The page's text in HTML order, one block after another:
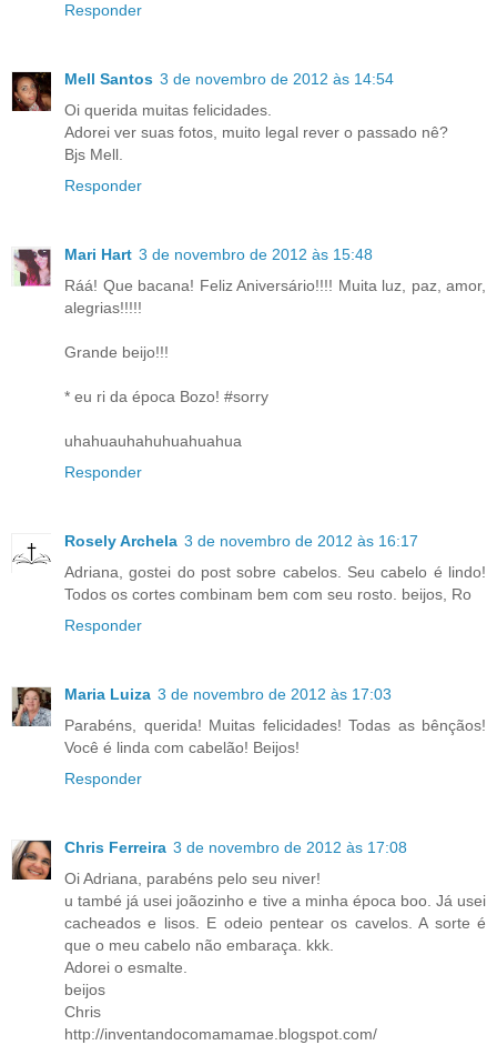
Responder
Mell Santos 3 de novembro de 2012 às 14:54
Oi querida muitas felicidades.
Adorei ver suas fotos, muito legal rever o passado nê?
Bjs Mell.
Responder
Mari Hart 3 de novembro de 2012 às 15:48
Ráá! Que bacana! Feliz Aniversário!!!! Muita luz, paz, amor,
alegrias!!!!!
Grande beijo!!!
* eu ri da época Bozo! #sorry
uhahuauhahuhuahuahua
Responder
Rosely Archela 3 de novembro de 2012 às 16:17
Adriana, gostei do post sobre cabelos. Seu cabelo é lindo!
Todos os cortes combinam bem com seu rosto. beijos, Ro
Responder
Maria Luiza 3 de novembro de 2012 às 17:03
Parabéns, querida! Muitas felicidades! Todas as bênçãos!
Você é linda com cabelão! Beijos!
Responder
Chris Ferreira 3 de novembro de 2012 às 17:08
Oi Adriana, parabéns pelo seu niver!
u també já usei joãozinho e tive a minha época boo. Já usei
cacheados e lisos. E odeio pentear os cavelos. A sorte é
que o meu cabelo não embaraça. kkk.
Adorei o esmalte.
beijos
Chris
http://inventandocomamamae.blogspot.com/